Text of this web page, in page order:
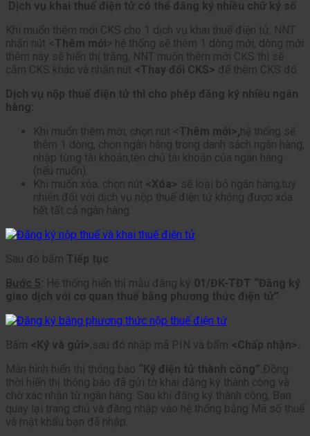
Dịch vụ khai thuế điện tử có thể đăng ký nhiều chữ ký số
Khi muốn thêm mới CKS cho 1 dịch vụ khai thuế điện tử, NNT
nhấn nút <Thêm mới> hệ thống sẽ thêm 1 dòng mới, dòng mới
thêm này sẽ hiển thị trắng, NNT muốn thêm mới CKS thì sẽ
cắm CKS khác và nhấn nút <Thay đổi CKS> để thêm CKS đó.
Dịch vụ nộp thuế điện tử thì cho phép đăng ký nhiều ngân
hàng:
Khi muốn thêm mới, chọn nút <Thêm mới>,hệ thống sẽ
thêm 1 dòng, chọn ngân hàng trong danh sách ngân hàng,
nhập từng tài khoản,tên chủ tài khoản của ngân hàng
(nếu muốn).
Khi muốn xóa, chọn nút <Xóa> sẽ loại bỏ ngân hàng,tuy
nhiên đối với dịch vụ nộp thuế điện tử không được xóa
hết tất cả ngân hàng.
Sau đó bấm Tiếp tục
Bước 5: Hệ thống hiển thị mẫu đăng ký 01/ĐK-TĐT “Đăng ký
giao dịch với cơ quan thuế bằng phương thức điện tử”
Bấm <Ký và gửi>,sau đó nhập mã PIN và bấm <Chấp nhận>.
Màn hình hiển thị thông báo “Ký điện tử thành công”. Đồng
thời hiển thị thông báo đã gửi tờ khai đăng ký thành công và
chờ xác nhận từ ngân hàng. Sau khi đăng ký thành công, Bạn
quay lại trang chủ và đăng nhập vào hệ thống bằng Mã số thuế
và mật khẩu bạn đã nhập.